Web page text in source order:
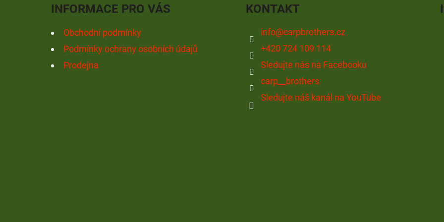
INFORMACE PRO VÁS
Obchodní podmínky
Podmínky ochrany osobních údajů
Prodejna
KONTAKT
info@carpbrothers.cz
+420 724 109 114
Sledujte nás na Facebooku
carp__brothers
Sledujte náš kanál na YouTube